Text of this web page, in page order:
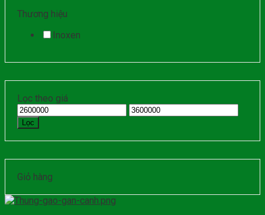
Thương hiệu
Inoxen
Lọc theo giá
Lọc
Giỏ hàng